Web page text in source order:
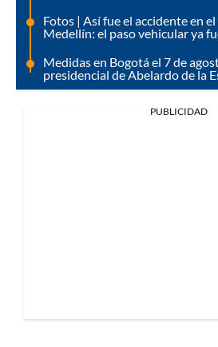
Fotos | Así fue el accidente en
Medellín: el paso vehicular ya
Medidas en Bogotá el 7 de
presidencial de Abelardo de la
PUBLICIDAD